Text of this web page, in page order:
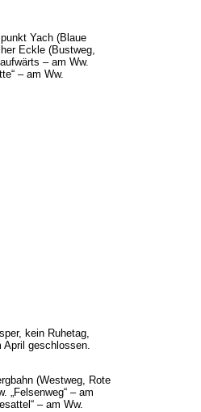
Yach (Blaue
Eckle (Bustweg,
– am Ww.
– am Ww.
kein Ruhetag,
April geschlossen.
(Westweg, Rote
„Felsenweg“ – am
– am Ww.